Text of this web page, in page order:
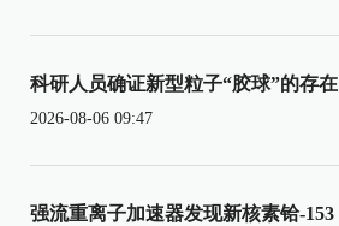
科研人员确证新型粒子“胶球”的存在
2026-08-06 09:47
强流重离子加速器发现新核素铪-153